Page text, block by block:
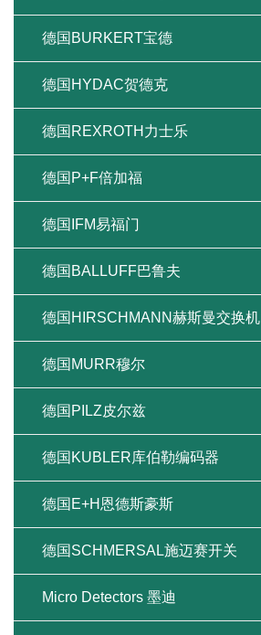
德国BURKERT宝德
德国HYDAC贺德克
德国REXROTH力士乐
德国P+F倍加福
德国IFM易福门
德国BALLUFF巴鲁夫
德国HIRSCHMANN赫斯曼交换机
德国MURR穆尔
德国PILZ皮尔兹
德国KUBLER库伯勒编码器
德国E+H恩德斯豪斯
德国SCHMERSAL施迈赛开关
Micro Detectors 墨迪